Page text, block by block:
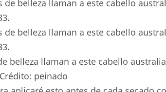
belleza llaman a este cabello
Crédito: peinado